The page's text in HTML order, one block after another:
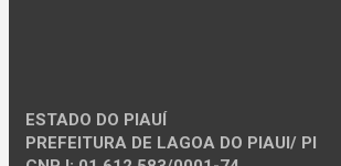
ESTADO DO PIAUÍ
PREFEITURA DE LAGOA DO PIAUI/ PI